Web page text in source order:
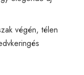
végén, télen